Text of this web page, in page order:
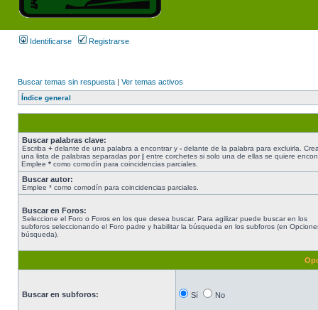
Identificarse Registrarse
Buscar temas sin respuesta | Ver temas activos
Índice general
Buscar palabras clave:
Escriba + delante de una palabra a encontrar y - delante de la palabra para excluirla.
una lista de palabras separadas por| entre corchetes si solo una de ellas se quiere
Emplee * como comodín para coincidencias parciales.
Buscar autor:
Emplee * como comodín para coincidencias parciales.
Buscar en Foros:
Seleccione el Foro o Foros en los que desea buscar. Para agilizar puede buscar en los
subforos seleccionando el Foro padre y habilitar la búsqueda en los subforos (en
búsqueda).
Buscar en subforos: Sí No